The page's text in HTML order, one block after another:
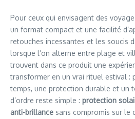
Pour ceux qui envisagent des
un format compact et une facilité
retouches incessantes et les soucis
lorsque l’on alterne entre plage et
trouvent dans ce produit une
transformer en un vrai rituel estival :
temps, une protection durable et un
d’ordre reste simple : protection
anti-brillance sans compromis sur le